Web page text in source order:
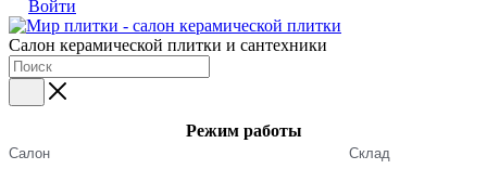
Войти
Салон керамической плитки и сантехники
Режим работы
Салон Склад